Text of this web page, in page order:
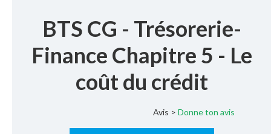
BTS CG - Trésorerie-
Finance Chapitre 5 - Le
coût du crédit
Avis > Donne ton avis